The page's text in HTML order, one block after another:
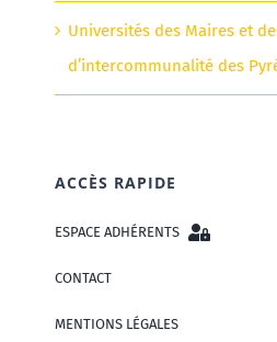
Universités des Maires et
d’intercommunalité des
ACCÈS RAPIDE
ESPACE ADHÉRENTS
CONTACT
MENTIONS LÉGALES